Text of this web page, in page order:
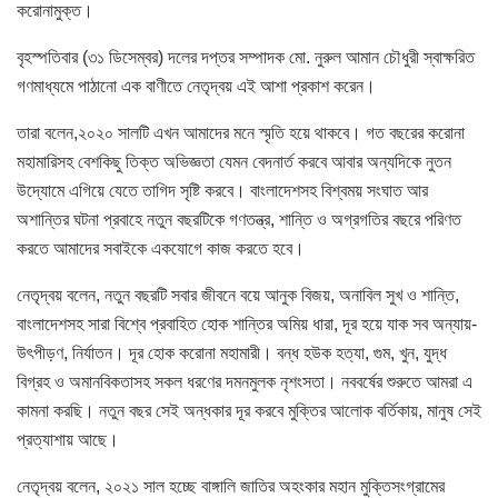
করোনামুক্ত।
বৃহস্পতিবার (৩১ ডিসেম্বর) দলের দপ্তর সম্পাদক মো. নুরুল আমান চৌধুরী স্বাক্ষরিত
গণমাধ্যমে পাঠানো এক বাণীতে নেতৃদ্বয় এই আশা প্রকাশ করেন।
তারা বলেন,২০২০ সালটি এখন আমাদের মনে স্মৃতি হয়ে থাকবে। গত বছরের করোনা
মহামারিসহ বেশকিছু তিক্ত অভিজ্ঞতা যেমন বেদনার্ত করবে আবার অন্যদিকে নুতন
উদ্যোমে এগিয়ে যেতে তাগিদ সৃষ্টি করবে। বাংলাদেশসহ বিশ্বময় সংঘাত আর
অশান্তির ঘটনা প্রবাহে নতুন বছরটিকে গণতন্ত্র, শান্তি ও অগ্রগতির বছরে পরিণত
করতে আমাদের সবাইকে একযোগে কাজ করতে হবে।
নেতৃদ্বয় বলেন, নতুন বছরটি সবার জীবনে বয়ে আনুক বিজয়, অনাবিল সুখ ও শান্তি,
বাংলাদেশসহ সারা বিশ্বে প্রবাহিত হোক শান্তির অমিয় ধারা, দূর হয়ে যাক সব অন্যায়-
উৎপীড়ণ, নির্যাতন। দূর হোক করোনা মহামারী। বন্ধ হউক হত্যা, গুম, খুন, যুদ্ধ
বিগ্রহ ও অমানবিকতাসহ সকল ধরণের দমনমুলক নৃশংসতা। নববর্ষের শুরুতে আমরা এ
কামনা করছি। নতুন বছর সেই অন্ধকার দূর করবে মুক্তির আলোক বর্তিকায়, মানুষ সেই
প্রত্যাশায় আছে।
নেতৃদ্বয় বলেন, ২০২১ সাল হচ্ছে বাঙ্গালি জাতির অহংকার মহান মুক্তিসংগ্রামের